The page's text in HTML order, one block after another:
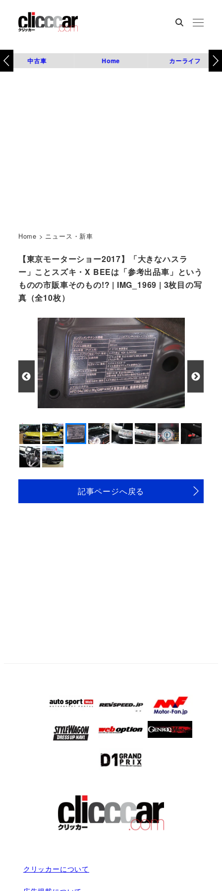
中古車 Home カーライフ
Home > ニュース・新車
【東京モーターショー2017】「大きなハスラ
ー」ことスズキ・X BEEは「参考出品車」という
ものの市販車そのもの!? | IMG_1969 | 3枚目の写
真（全10枚）
記事ページへ戻る
クリッカーについて